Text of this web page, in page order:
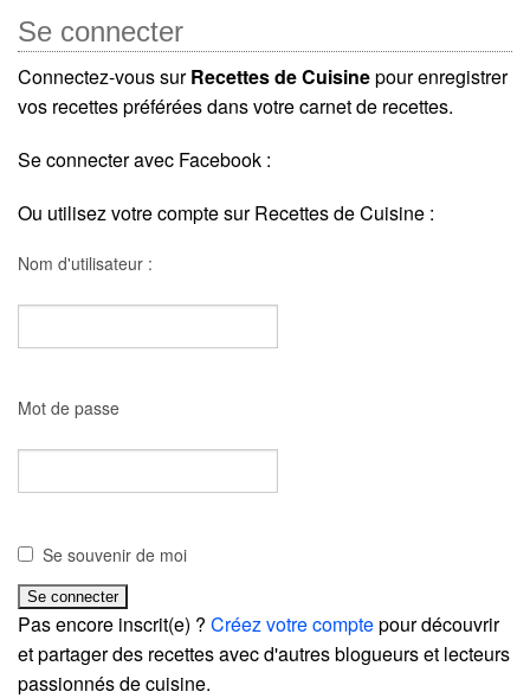
Se connecter
Connectez-vous surRecettes de Cuisinepour enregistrer
vos recettes préférées dans votre carnet de recettes.
Se connecter avec Facebook :
Ou utilisez votre compte sur Recettes de Cuisine :
Nom d'utilisateur :
Mot de passe
Se souvenir de moi
Pas encore inscrit(e) ? Créez votre comptepour découvrir
et partager des recettes avec d'autres blogueurs et lecteurs
passionnés de cuisine.